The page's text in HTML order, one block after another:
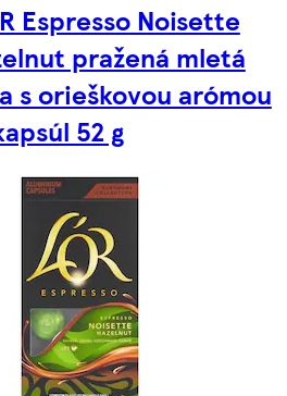
Espresso Noisette
pražená mletá
s orieškovou arómou
52 g